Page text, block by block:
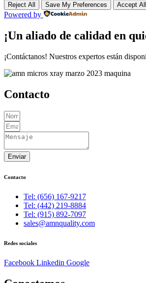
Reject All Save My Preferences Accept All
Powered by
¡Un aliado de calidad en
¡Contáctanos! Nuestros expertos están
Contacto
Enviar
Contacto
Tel: (656) 167-9217
Tel: (442) 219-8884
Tel: (915) 892-7097
sales@amnquality.com
Redes sociales
Facebook Linkedin Google